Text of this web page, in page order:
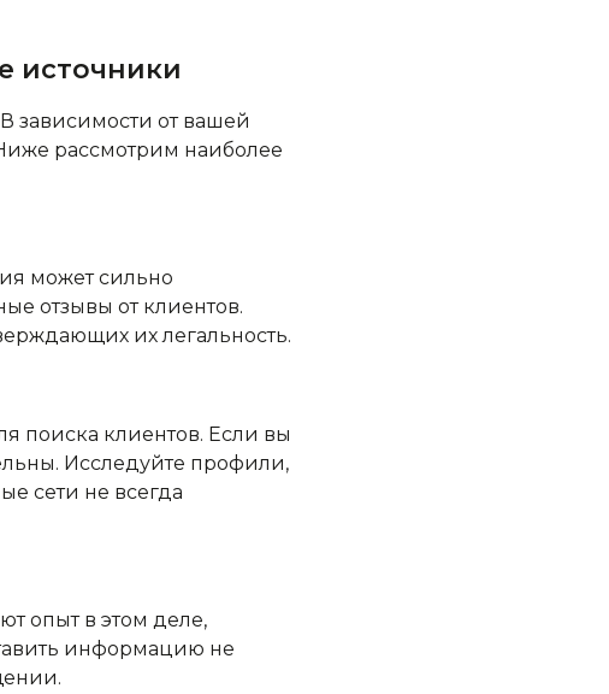
источники
зависимости от вашей
рассмотрим наиболее
может сильно
отзывы от клиентов.
их легальность.
поиска клиентов. Если вы
Исследуйте профили,
сети не всегда
опыт в этом деле,
информацию не